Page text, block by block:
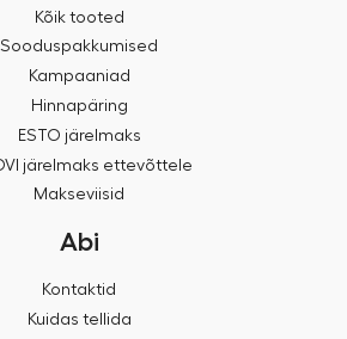
Kõik tooted
Sooduspakkumised
Kampaaniad
Hinnapäring
ESTO järelmaks
järelmaks ettevõttele
Makseviisid
Abi
Kontaktid
Kuidas tellida